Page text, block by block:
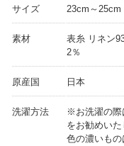
サイズ 23cm～25cm
素材
表糸 リネン
2％
原産国 日本
洗濯方法
※お洗濯の際
をお勧めいた
色の濃いも